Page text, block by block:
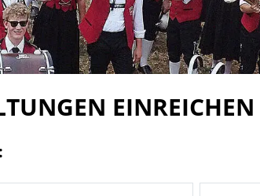
EINREICHEN
Unsere Vereine
Commusic